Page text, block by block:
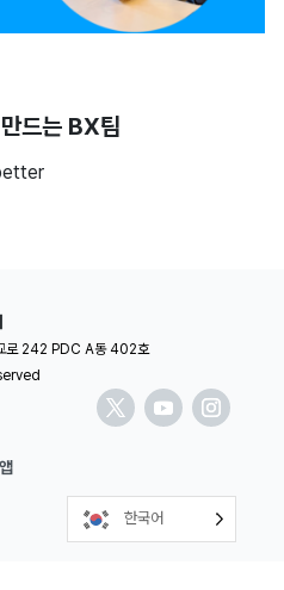
드는 BX팀
로 242 PDC A동 402호
한국어